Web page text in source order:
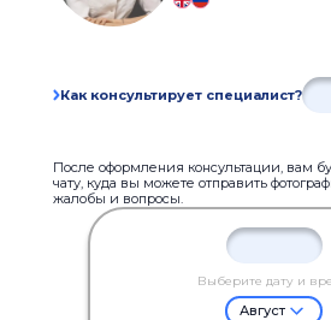
Как консультирует специалист?
После оформления консультации, вам
чату, куда вы можете отправить
жалобы и вопросы.
Выберите дату и
Август